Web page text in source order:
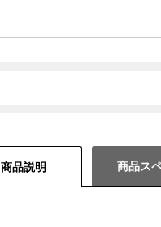
商品説明 商品ス